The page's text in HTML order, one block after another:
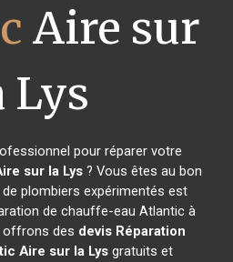
Aire sur
Lys
pour réparer votre
sur la Lys ? Vous êtes au bon
plombiers expérimentés est
de chauffe-eau Atlantic à
offrons des devis Réparation
Aire sur la Lys gratuits et